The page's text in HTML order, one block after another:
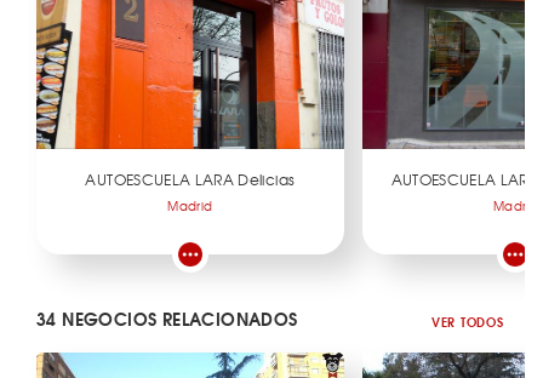
AUTOESCUELA LARA Delicias
Madrid
AUTOESCUELA
Madrid
34 NEGOCIOS RELACIONADOS VER TODOS